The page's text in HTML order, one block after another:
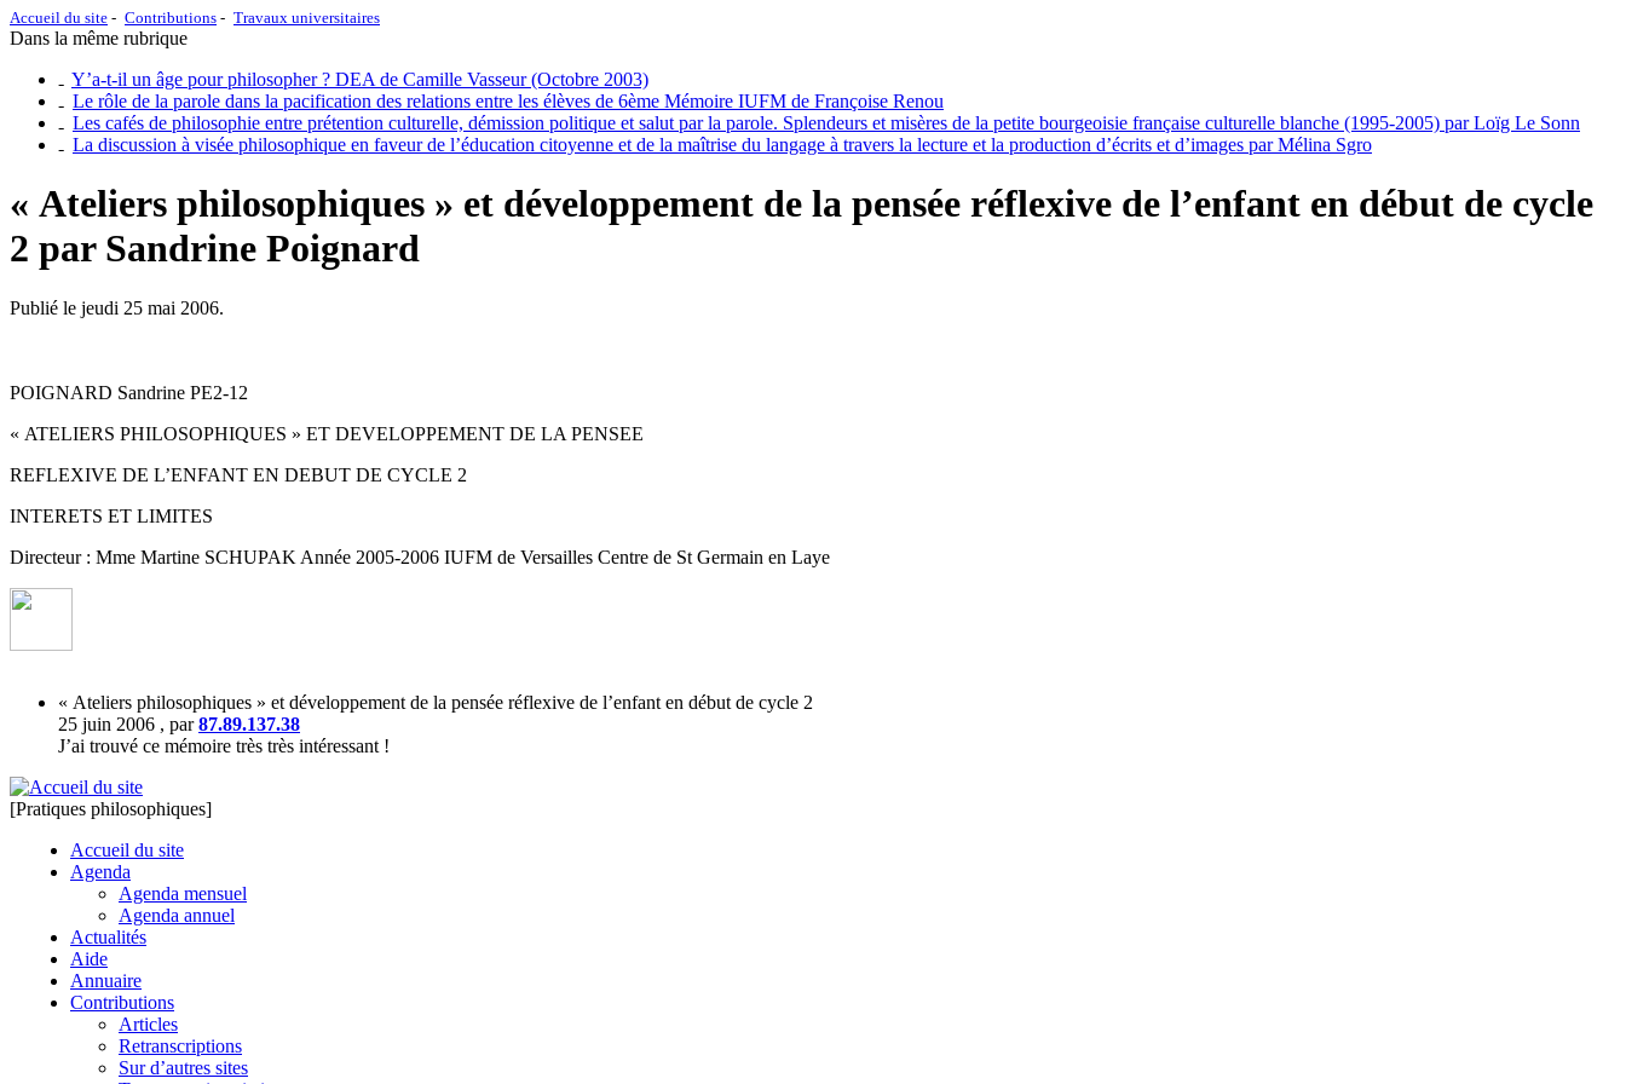
Accueil du site Contributions Travaux universitaires
Dans la même rubrique
Y’a-t-il un âge pour philosopher ? DEA de Camille Vasseur (Octobre 2003)
Le rôle de la parole dans la pacification des relations entre les élèves de 6ème Mémoire IUFM de Françoise Renou
Les cafés de philosophie entre prétention culturelle, démission politique et salut par la parole. Splendeurs et misères de la petite bourgeoisie française culturelle blanche (1995-2005) par Loïg Le Sonn
La discussion à visée philosophique en faveur de l’éducation citoyenne et de la maîtrise du langage à travers la lecture et la production d’écrits et d’images par Mélina Sgro
« Ateliers philosophiques » et développement de la pensée réflexive de l’enfant en début de cycle
2 par Sandrine Poignard
Publié le jeudi 25 mai 2006.
POIGNARD Sandrine PE2-12
« ATELIERS PHILOSOPHIQUES » ET DEVELOPPEMENT DE LA PENSEE
REFLEXIVE DE L’ENFANT EN DEBUT DE CYCLE 2
INTERETS ET LIMITES
Directeur : Mme Martine SCHUPAK Année 2005-2006 IUFM de Versailles Centre de St Germain en Laye
« Ateliers philosophiques » et développement de la pensée réflexive de l’enfant en début de cycle 2
25 juin 2006 , par87.89.137.38
J’ai trouvé ce mémoire très très intéressant !
[Pratiques philosophiques]
Accueil du site
Agenda
Agenda mensuel
Agenda annuel
Actualités
Aide
Annuaire
Contributions
Articles
Retranscriptions
Sur d’autres sites